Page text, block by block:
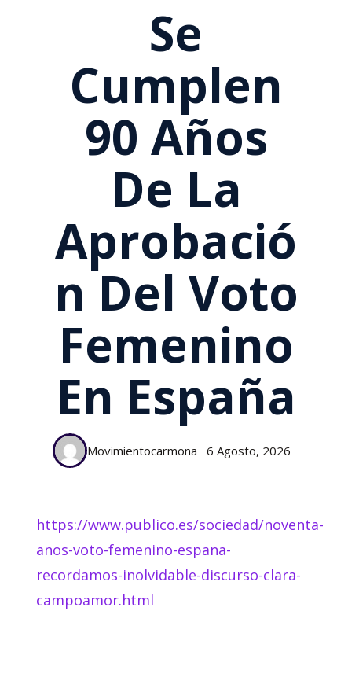
Se
Cumplen
90 Años
De La
Aprobació
N Del Voto
Femenino
En España
Movimientocarmona 6 Agosto, 2026
https://www.publico.es/sociedad/noventa-
anos-voto-femenino-espana-
recordamos-inolvidable-discurso-clara-
campoamor.html